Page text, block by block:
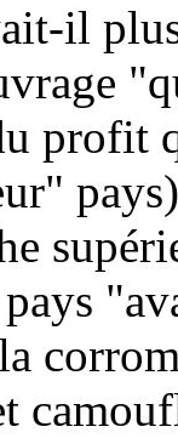
il
profit